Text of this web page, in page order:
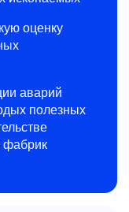
оценку
аварий
полезных
фабрик